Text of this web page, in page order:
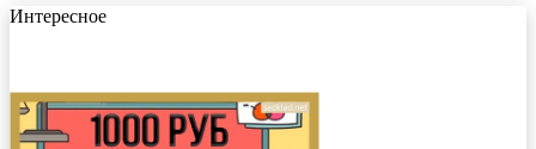
Интересное